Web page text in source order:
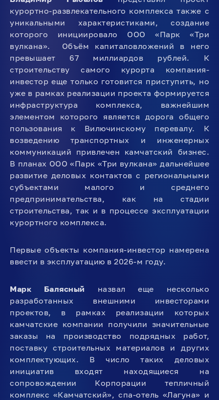
курортно-развлекательного комплекса также с
уникальными характеристиками, создание
которого инициировало ООО «Парк «Три
вулкана». Объём капиталовложений в него
превышает 67 миллиардов рублей. К
строительству самого курорта компания-
инвестор еще только готовится приступить, но
уже в рамках реализации проекта формируется
инфраструктура комплекса, важнейшим
элементом которого является дорога общего
пользования к Вилючинскому перевалу. К
возведению транспортных и инженерных
коммуникаций привлечен камчатский бизнес.
В планах ООО «Парк «Три вулкана» дальнейшее
развитие деловых контактов с региональными
субъектами малого и среднего
предпринимательства, как на стадии
строительства, так и в процессе эксплуатации
курортного комплекса.
Первые объекты компания-инвестор намерена
ввести в эксплуатацию в 2026-м году.
Марк Балясный назвал еще несколько
разработанных внешними инвесторами
проектов, в рамках реализации которых
камчатские компании получили значительные
заказы на производство подрядных работ,
поставку строительных материалов и других
комплектующих. В число таких деловых
инициатив входят находящиеся на
сопровождении Корпорации тепличный
комплекс «Камчатский», спа-отель «Лагуна» и